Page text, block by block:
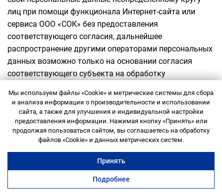
лиц при помощи функционала Интернет-сайта или
сервиса ООО «СОК» без предоставления
соответствующего согласия, дальнейшее
распространение другими операторами персональных
данных возможно только на основании согласия
соответствующего субъекта на обработку
распространения.
6.4. В согласии на обработку персональных данных,
разрешенных субъектом персональных данных для
распространения, субъект персональных данных
предоставления доступа) этих персональных данных
оператором неограниченному кругу лиц, а также
запреты на обработку или условия обработки (кроме
коворкинг переговорные офисы ещё
Мы используем файлы «Cookie» и метрические системы для сбора
и анализа информации о производительности и использовании
сайта, а также для улучшения и индивидуальной настройки
предоставления информации. Нажимая кнопку «Принять» или
продолжая пользоваться сайтом, вы соглашаетесь на обработку
файлов «Cookie» и данных метрических систем.
Принять
Подробнее
Служба поддержки